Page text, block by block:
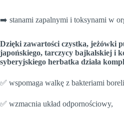
➡️ stanami zapalnymi i toksynami w
Dzięki zawartości czystka, jeżówki
japońskiego, tarczycy bajkalskiej i
syberyjskiego herbatka działa
✅ wspomaga walkę z bakteriami
✅ wzmacnia układ odpornościowy,